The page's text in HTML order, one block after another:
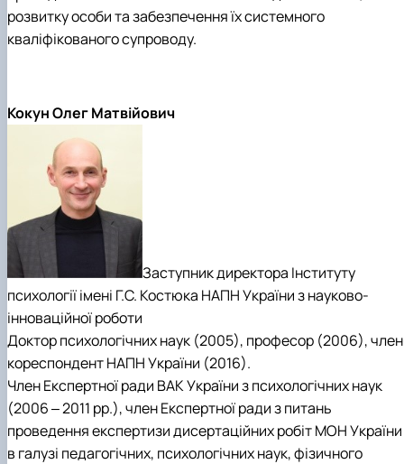
розвитку особи та забезпечення їх системного
кваліфікованого супроводу.
Кокун Олег Матвійович
Заступник директора Інституту
психології імені Г.С. Костюка НАПН України з науково-
інноваційної роботи
Доктор психологічних наук (2005), професор (2006),
кореспондент НАПН України (2016).
Член Експертної ради ВАК України з психологічних наук
(2006 ‒ 2011 рр.), член Експертної ради з питань
проведення експертизи дисертаційних робіт МОН України
в галузі педагогічних, психологічних наук, фізичного